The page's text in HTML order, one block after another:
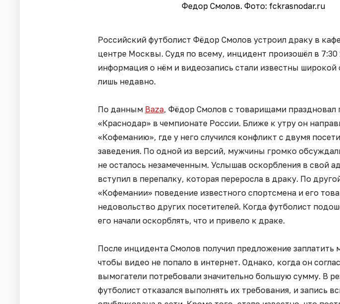
Федор Смолов. Фото: fckrasnodar.ru
Российский футболист Фёдор Смолов устроил драку в
центре Москвы. Судя по всему, инцидент произошёл в 7:30
информация о нём и видеозапись стали известны
лишь недавно.
По данным Baza, Фёдор Смолов с товарищами праздновал
«Краснодар» в чемпионате России. Ближе к утру он
«Кофеманию», где у него случился конфликт с двумя
заведения. По одной из версий, мужчины громко
не осталось незамеченным. Услышав оскорбления в свой
вступил в перепалку, которая переросла в драку. По
«Кофемании» поведение известного спортсмена и его
недовольство других посетителей. Когда футболист
его начали оскорблять, что и привело к драке.
После инцидента Смолов получил предложение заплатить
чтобы видео не попало в интернет. Однако, когда он
вымогатели потребовали значительно большую сумму. В
футболист отказался выполнять их требования, и запись